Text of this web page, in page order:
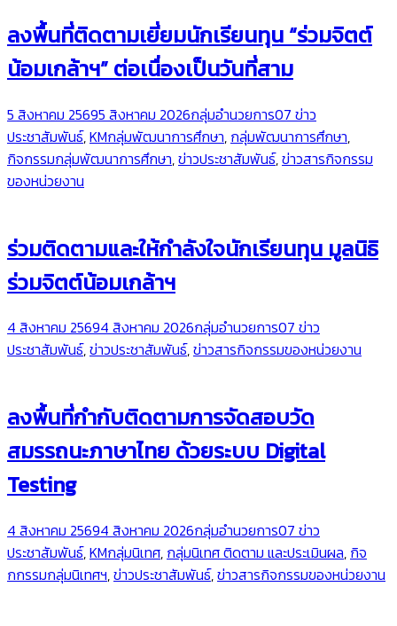
ลงพื้นที่ติดตามเยี่ยมนักเรียนทุน “ร่วมจิตต์
น้อมเกล้าฯ” ต่อเนื่องเป็นวันที่สาม
5 สิงหาคม 25695 สิงหาคม 2026กลุ่มอำนวยการ07 ข่าว
ประชาสัมพันธ์,KMกลุ่มพัฒนาการศึกษา, กลุ่มพัฒนาการศึกษา,
กิจกรรมกลุ่มพัฒนาการศึกษา,ข่าวประชาสัมพันธ์,ข่าวสารกิจกรรม
ของหน่วยงาน
ร่วมติดตามและให้กำลังใจนักเรียนทุน มูลนิธิ
ร่วมจิตต์น้อมเกล้าฯ
4 สิงหาคม 25694 สิงหาคม 2026กลุ่มอำนวยการ07 ข่าว
ประชาสัมพันธ์,ข่าวประชาสัมพันธ์,ข่าวสารกิจกรรมของหน่วยงาน
ลงพื้นที่กำกับติดตามการจัดสอบวัด
สมรรถนะภาษาไทย ด้วยระบบ Digital
Testing
4 สิงหาคม 25694 สิงหาคม 2026กลุ่มอำนวยการ07 ข่าว
ประชาสัมพันธ์,KMกลุ่มนิเทศ, กลุ่มนิเทศ ติดตาม และประเมินผล, กิจ
กกรรมกลุ่มนิเทศฯ,ข่าวประชาสัมพันธ์,ข่าวสารกิจกรรมของหน่วยงาน